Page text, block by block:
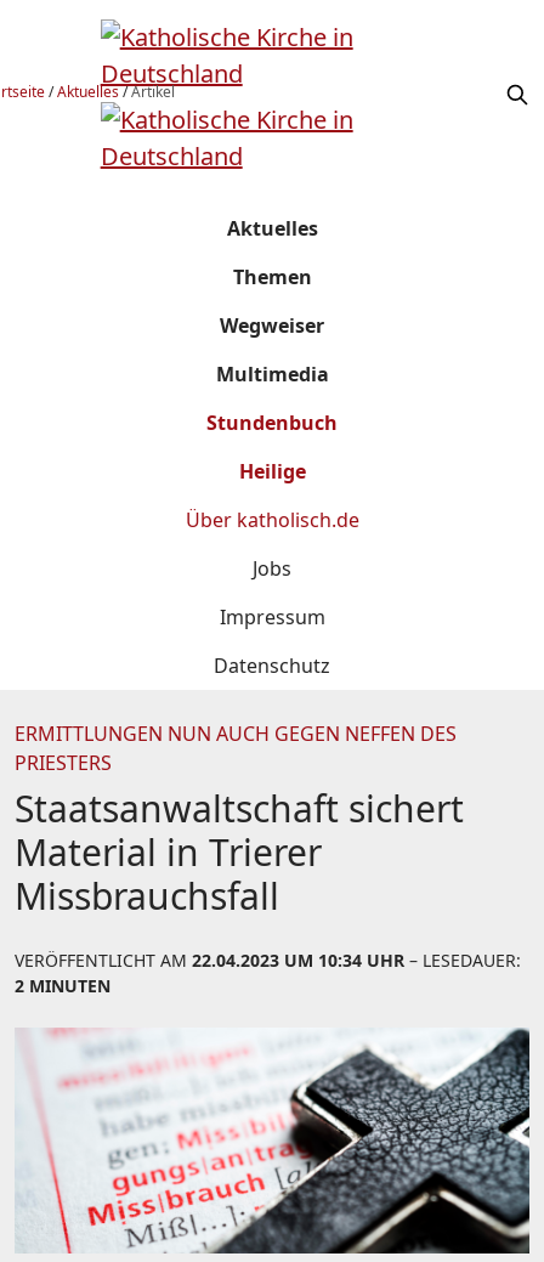
/Aktuelles/Artikel
Aktuelles
Themen
Wegweiser
Multimedia
Stundenbuch
Heilige
Über katholisch.de
Jobs
Impressum
Datenschutz
ERMITTLUNGEN NUN AUCH GEGEN NEFFEN DES
PRIESTERS
Staatsanwaltschaft sichert
Material in Trierer
Missbrauchsfall
VERÖFFENTLICHT AM 22.04.2023 UM 10:34 UHR – LESEDAUER:
2 MINUTEN